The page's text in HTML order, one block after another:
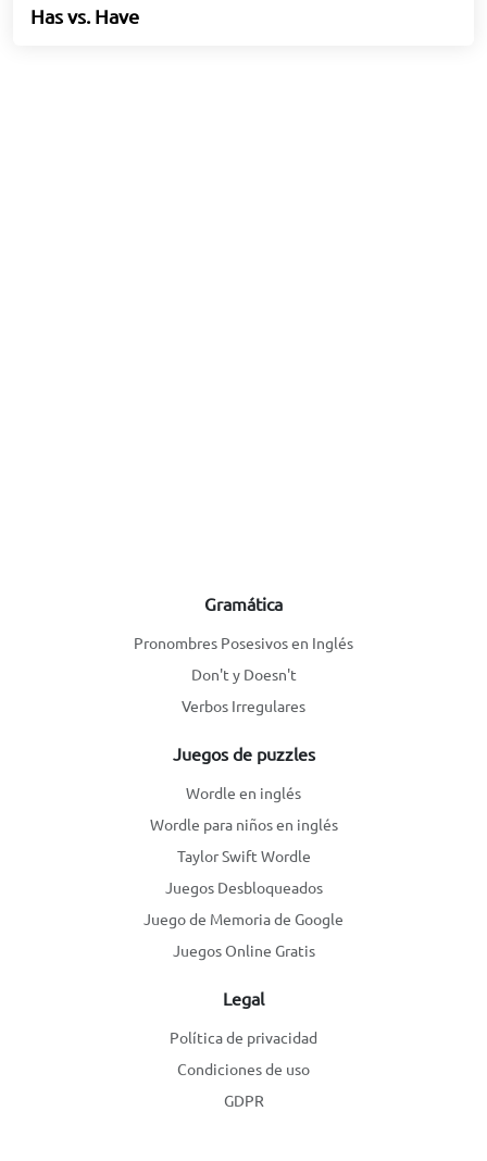
Has vs. Have
Gramática
Pronombres Posesivos en Inglés
Don't y Doesn't
Verbos Irregulares
Juegos de puzzles
Wordle en inglés
Wordle para niños en inglés
Taylor Swift Wordle
Juegos Desbloqueados
Juego de Memoria de Google
Juegos Online Gratis
Legal
Política de privacidad
Condiciones de uso
GDPR